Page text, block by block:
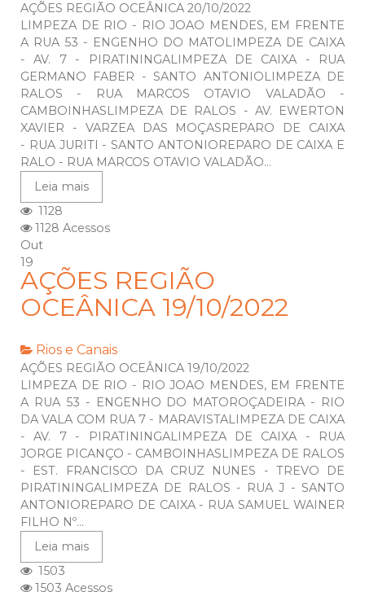
AÇÕES REGIÃO OCEÂNICA 20/10/2022
LIMPEZA DE RIO - RIO JOAO MENDES, EM FRENTE
A RUA 53 - ENGENHO DO MATOLIMPEZA DE CAIXA
- AV. 7 - PIRATININGALIMPEZA DE CAIXA - RUA
GERMANO FABER - SANTO ANTONIOLIMPEZA DE
RALOS - RUA MARCOS OTAVIO VALADÃO -
CAMBOINHASLIMPEZA DE RALOS - AV. EWERTON
XAVIER - VARZEA DAS MOÇASREPARO DE CAIXA
- RUA JURITI - SANTO ANTONIOREPARO DE CAIXA E
RALO - RUA MARCOS OTAVIO VALADÃO...
Leia mais
1128
1128 Acessos
Out
19
AÇÕES REGIÃO
OCEÂNICA 19/10/2022
Rios e Canais
AÇÕES REGIÃO OCEÂNICA 19/10/2022
LIMPEZA DE RIO - RIO JOAO MENDES, EM FRENTE
A RUA 53 - ENGENHO DO MATOROÇADEIRA - RIO
DA VALA COM RUA 7 - MARAVISTALIMPEZA DE CAIXA
- AV. 7 - PIRATININGALIMPEZA DE CAIXA - RUA
JORGE PICANÇO - CAMBOINHASLIMPEZA DE RALOS
- EST. FRANCISCO DA CRUZ NUNES - TREVO DE
PIRATININGALIMPEZA DE RALOS - RUA J - SANTO
ANTONIOREPARO DE CAIXA - RUA SAMUEL WAINER
FILHO Nº...
Leia mais
1503
1503 Acessos